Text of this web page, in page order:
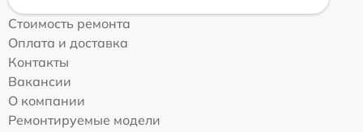
Стоимость ремонта
Оплата и доставка
Контакты
Вакансии
О компании
Ремонтируемые модели